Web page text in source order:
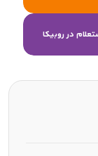
در روبیکا